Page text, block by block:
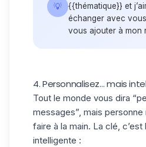
💡
{{thématique}} et
échanger avec
vous ajouter à mon
4. Personnalisez… mais
Tout le monde vous dira
messages”, mais personne
faire à la main. La clé, c’est
intelligente :